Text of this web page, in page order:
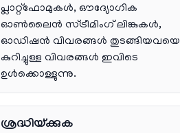
പ്ലാറ്റ്‌ഫോമുകൾ, ഔദ്യോഗിക
ഓൺലൈൻ സ്ട്രീമിംഗ് ലിങ്കുകൾ,
ഓഡിഷൻ വിവരങ്ങൾ തുടങ്ങിയവയെ
കുറിച്ചുള്ള വിവരങ്ങൾ ഇവിടെ
ഉൾക്കൊള്ളുന്നു.
ശ്രദ്ധിയ്ക്കുക